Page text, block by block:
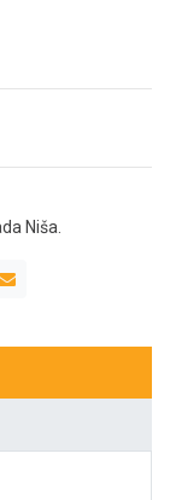
Niša.